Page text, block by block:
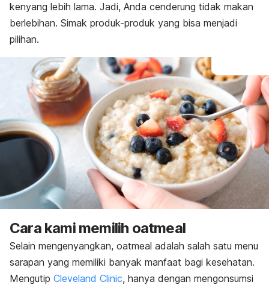
kenyang lebih lama. Jadi, Anda cenderung tidak makan
berlebihan. Simak produk-produk yang bisa menjadi
pilihan.
Cara kami memilih oatmeal
Selain mengenyangkan, oatmeal adalah salah satu menu
sarapan yang memiliki banyak manfaat bagi kesehatan.
Mengutip Cleveland Clinic, hanya dengan mengonsumsi